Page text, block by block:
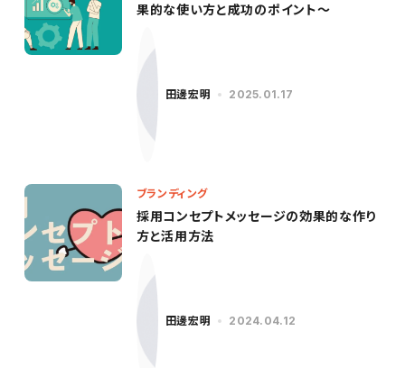
果的な使い方と成功のポイント～
田邊宏明 2025.01.17
ブランディング
採用コンセプトメッセージの効果的な作り
方と活用方法
田邊宏明 2024.04.12